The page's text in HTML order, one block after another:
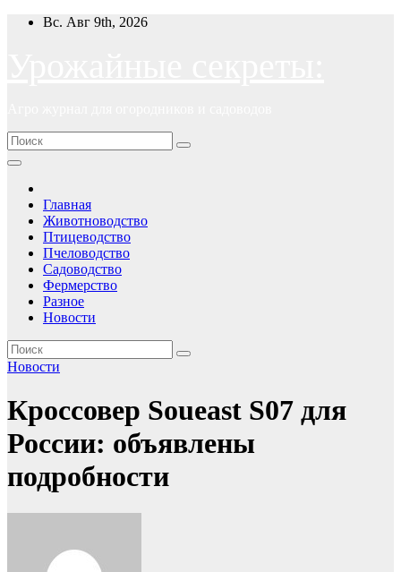
ПерейтиВс. Авг 9th, 2026
Главная
Животноводство
Птицеводство
Пчеловодство
Садоводство
Фермерство
Разное
Новости
Новости
Кроссовер Soueast S07 для
России: объявлены
подробности